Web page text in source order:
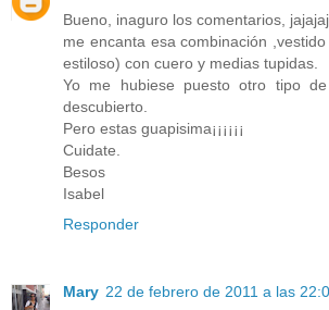
Bueno, inaguro los comentarios, jajajaj
me encanta esa combinación
estiloso) con cuero y medias tupidas.
Yo me hubiese puesto otro tipo
descubierto.
Pero estas guapisima¡¡¡¡¡¡
Cuidate.
Besos
Isabel
Responder
Mary 22 de febrero de 2011 a las